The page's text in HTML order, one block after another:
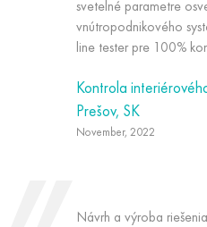
svetelné parametre
vnútropodnikového
line tester pre 100%
Kontrola
Prešov, SK
November, 2022
Návrh a výroba